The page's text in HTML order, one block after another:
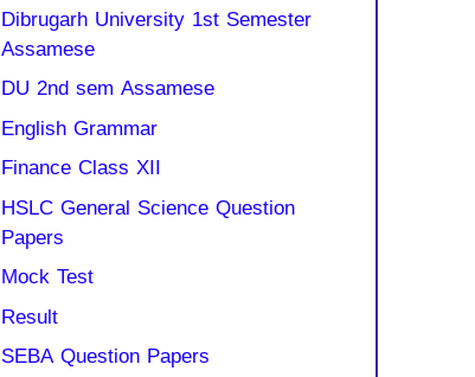
Dibrugarh University 1st Semester
Assamese
DU 2nd sem Assamese
English Grammar
Finance Class XII
HSLC General Science Question
Papers
Mock Test
Result
SEBA Question Papers